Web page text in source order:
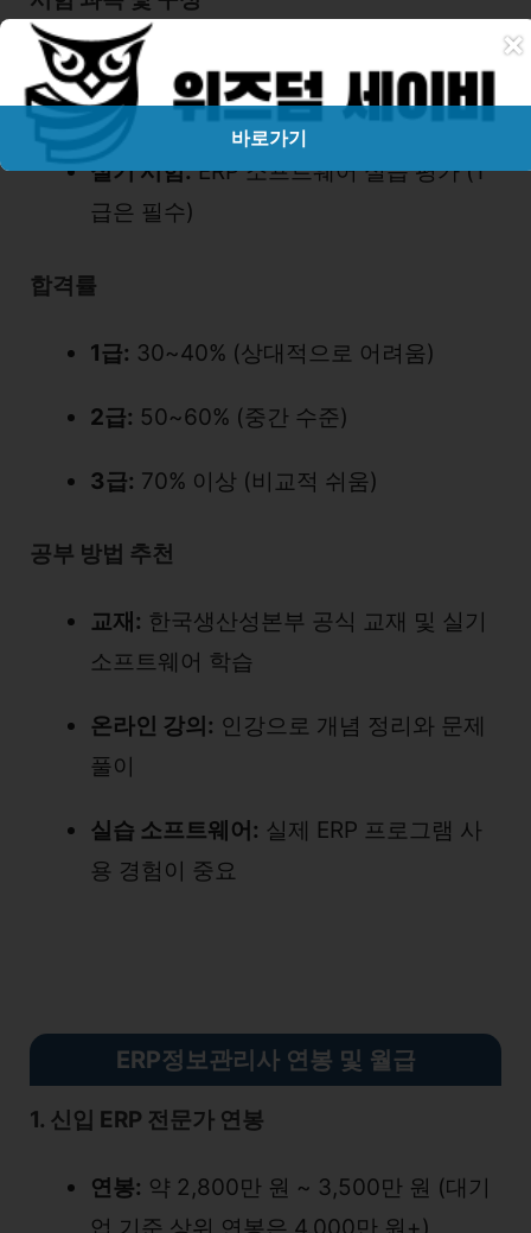
필기 시험:이론 중심의 객관식 문제 (회
계, 물류, 생산, 인사)
실기 시험:ERP 소프트웨어 실습 평가 (1
급은 필수)
합격률
1급: 30~40% (상대적으로 어려움)
2급: 50~60% (중간 수준)
3급: 70% 이상 (비교적 쉬움)
공부 방법 추천
교재: 한국생산성본부 공식 교재 및 실기
소프트웨어 학습
온라인 강의: 인강으로 개념 정리와 문제
풀이
실습 소프트웨어: 실제 ERP 프로그램 사
용 경험이 중요
ERP정보관리사 연봉 및 월급
1. 신입 ERP 전문가 연봉
연봉: 약 2,800만 원 ~ 3,500만 원 (대기
×
바로가기